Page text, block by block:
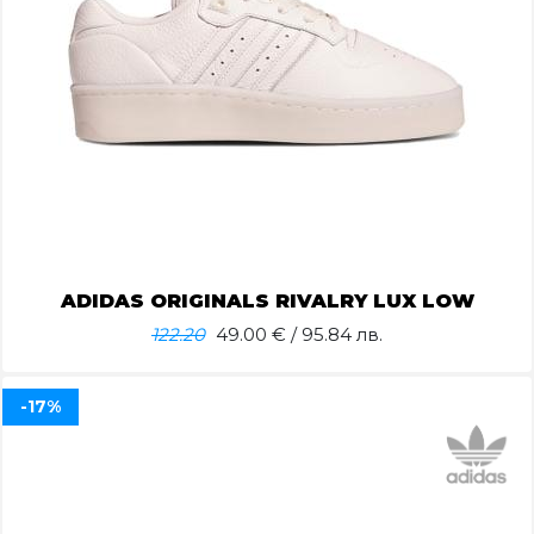
ADIDAS ORIGINALS RIVALRY LUX LOW
122.20 49.00 € / 95.84 лв.
-17%